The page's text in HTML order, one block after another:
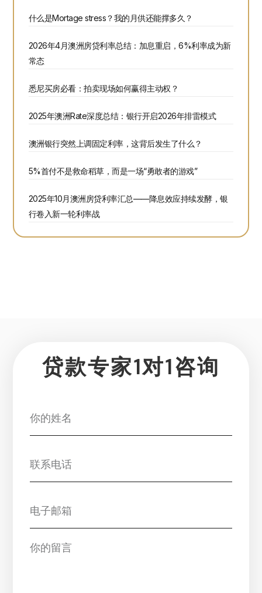
什么是Mortage stress？我的月供还能撑多久？
2026年4月澳洲房贷利率总结：加息重启，6%利率成为新
常态
悉尼买房必看：拍卖现场如何赢得主动权？
2025年澳洲Rate深度总结：银行开启2026年排雷模式
澳洲银行突然上调固定利率，这背后发生了什么？
5%首付不是救命稻草，而是一场“勇敢者的游戏”
2025年10月澳洲房贷利率汇总——降息效应持续发酵，银
行卷入新一轮利率战
贷款专家1对1咨询